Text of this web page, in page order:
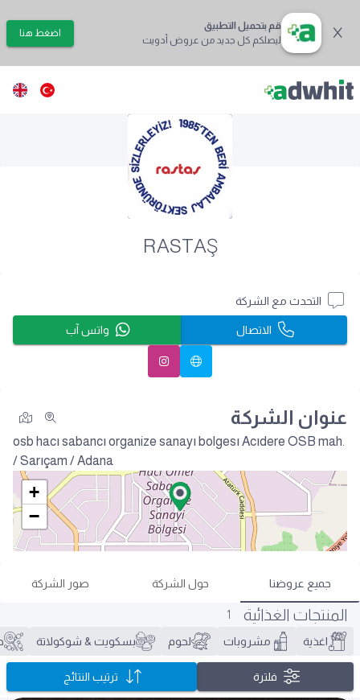
قم بتحميل التطبيق
ليصلكم كل جديد من عروض أدويت
اضغط هنا
RASTAŞ
التحدث مع الشركة
الاتصال واتس آب
عنوان الشركة
osb hacı sabancı organize sanayı bolgesıAcıdere OSB mah.
/ Sarıçam / Adana
+
−
جميع عروضنا حول الشركة صور الشركة
المنتجات الغذائية 1
اغذية مشروبات لحوم بسكويت & شوكولاتة
فلترة ترتيب النتائج